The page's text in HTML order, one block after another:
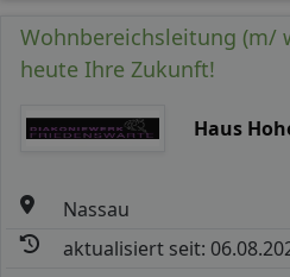
Wohnbereichsleitung (m/
heute Ihre Zukunft!
Haus
Nassau
aktualisiert seit: